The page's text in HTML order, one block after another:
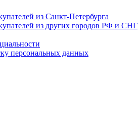
из Санкт-Петербурга
из других городов РФ и СНГ
персональных данных